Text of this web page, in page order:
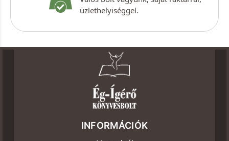
üzlethelyiséggel.
INFORMÁCIÓK